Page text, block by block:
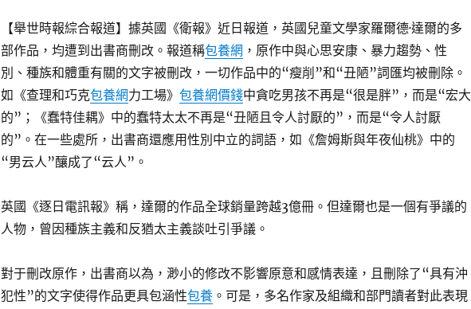
【舉世時報綜合報道】據英國《衛報》近日報道，英國兒童文學家羅爾德·達爾的多
部作品，均遭到出書商刪改。報道稱包養網 ，原作中與心思安康、暴力趨勢、性
別、種族和體重有關的文字被刪改，一切作品中的“瘦削”和“丑陋”詞匯均被刪除。
如《查理和巧克包養網力工場》 包養網價錢中貪吃男孩不再是“很是胖”，而是“宏大
的”；《蠢特佳耦》中的蠢特太太不再是“丑陋且令人討厭的”，而是“令人討厭
的”。在一些處所，出書商還應用性別中立的詞語，如《詹姆斯與年夜仙桃》中的
“男云人”釀成了“云人”。
英國《逐日電訊報》稱，達爾的作品全球銷量跨越3億冊。但達爾也是一個有爭議的
人物，曾因種族主義和反猶太主義談吐引爭議。
對于刪改原作，出書商以為，渺小的修改不影響原意和感情表達，且刪除了“具有沖
犯性”的文字使得作品更具包涵性包養。可是，多名作家及組織和部門讀者對此表現